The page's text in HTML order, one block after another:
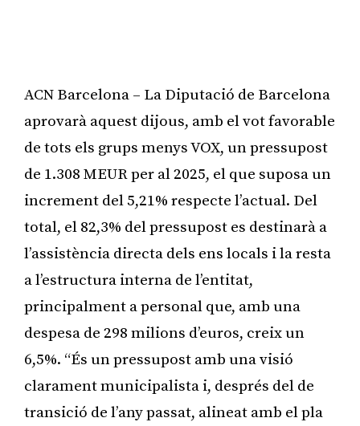
ACN Barcelona – La Diputació de Barcelona
aprovarà aquest dijous, amb el vot favorable
de tots els grups menys VOX, un pressupost
de 1.308 MEUR per al 2025, el que suposa un
increment del 5,21% respecte l’actual. Del
total, el 82,3% del pressupost es destinarà a
l’assistència directa dels ens locals i la resta
a l’estructura interna de l’entitat,
principalment a personal que, amb una
despesa de 298 milions d’euros, creix un
6,5%. “És un pressupost amb una visió
clarament municipalista i, després del de
transició de l’any passat, alineat amb el pla